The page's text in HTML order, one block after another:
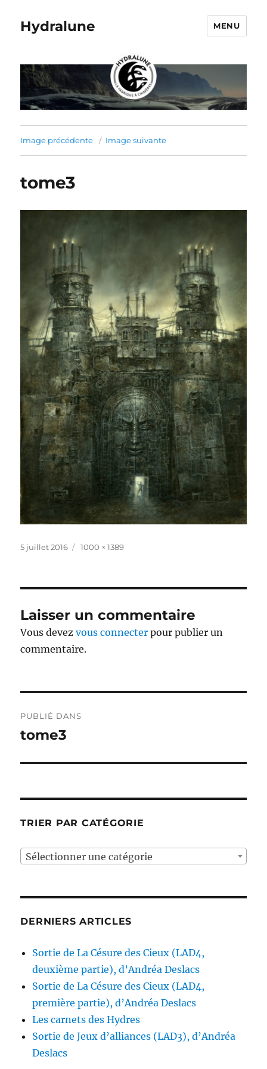
Hydralune MENU
Image précédente Image suivante
tome3
Publié
5 juillet 2016
Taille
1000 × 1389
Laisser un commentaire
Vous devezvous connecter pour publier un
commentaire.
de
PUBLIÉ DANS
tome3
TRIER PAR CATÉGORIE
Sélectionner une catégorie
DERNIERS ARTICLES
Sortie de La Césure des Cieux (LAD4,
deuxième partie), d’Andréa Deslacs
Sortie de La Césure des Cieux (LAD4,
première partie), d’Andréa Deslacs
Les carnets des Hydres
Sortie de Jeux d’alliances (LAD3), d’Andréa
Deslacs